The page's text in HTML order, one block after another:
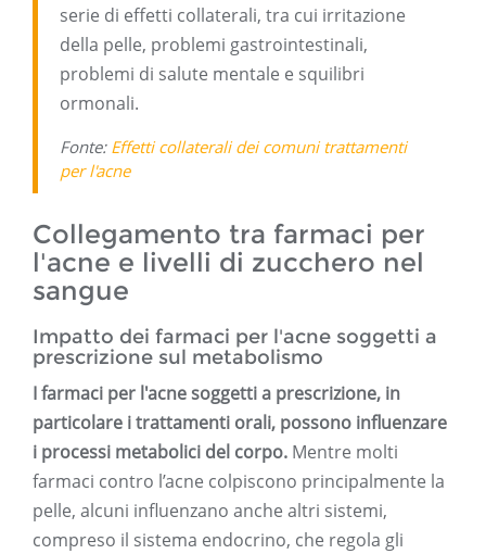
serie di effetti collaterali, tra cui irritazione
della pelle, problemi gastrointestinali,
problemi di salute mentale e squilibri
ormonali.
Fonte: Effetti collaterali dei comuni trattamenti
per l'acne
Collegamento tra farmaci per
l'acne e livelli di zucchero nel
sangue
Impatto dei farmaci per l'acne soggetti a
prescrizione sul metabolismo
I farmaci per l'acne soggetti a prescrizione, in
particolare i trattamenti orali, possono influenzare
i processi metabolici del corpo. Mentre molti
farmaci contro l’acne colpiscono principalmente la
pelle, alcuni influenzano anche altri sistemi,
compreso il sistema endocrino, che regola gli